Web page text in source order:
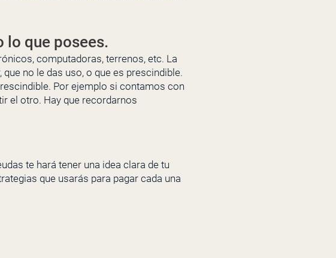
lo que posees.
computadoras, terrenos, etc. La
no le das uso, o que es prescindible.
Por ejemplo si contamos con
el otro. Hay que recordarnos
te hará tener una idea clara de tu
que usarás para pagar cada una